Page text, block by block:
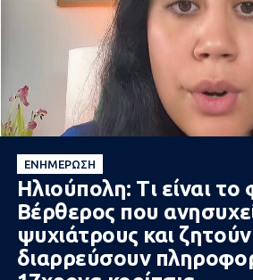
ΕΝΗΜΈΡΩΣΗ
Ηλιούπολη: Τι είναι το
Βέρθερος που
ψυχιάτρους και
διαρρεύσουν